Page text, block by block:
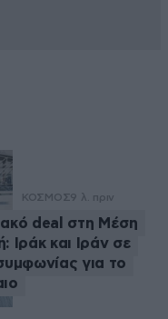
ΚΟΣΜΟΣ9 λ. πριν
deal στη Μέση
Ιράκ και Ιράν σε
για το